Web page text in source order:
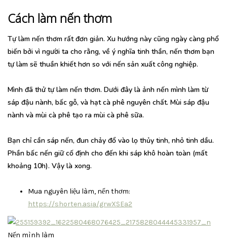
Cách làm nến thơm
Tự làm nến thơm rất đơn giản. Xu hướng này cũng ngày càng phổ
biến bởi vì người ta cho rằng, về ý nghĩa tinh thần, nến thơm bạn
tự làm sẽ thuần khiết hơn so với nến sản xuất công nghiệp.
Mình đã thử tự làm nến thơm. Dưới đây là ảnh nến mình làm từ
sáp đậu nành, bấc gỗ, và hạt cà phê nguyên chất. Mùi sáp đậu
nành và mùi cà phê tạo ra mùi cà phê sữa.
Bạn chỉ cần sáp nến, đun chảy đổ vào lọ thủy tinh, nhỏ tinh dầu.
Phần bấc nến giữ cố định cho đến khi sáp khô hoàn toàn (mất
khoảng 10h). Vậy là xong.
Mua nguyên liệu làm, nến thơm:
https://shorten.asia/grwXSEa2
Nến mình làm